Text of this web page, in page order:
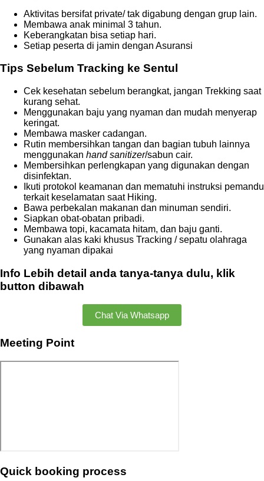
Aktivitas bersifat private/ tak digabung dengan grup lain.
Membawa anak minimal 3 tahun.
Keberangkatan bisa setiap hari.
Setiap peserta di jamin dengan Asuransi
Tips Sebelum Tracking ke Sentul
Cek kesehatan sebelum berangkat, jangan Trekking saat
kurang sehat.
Menggunakan baju yang nyaman dan mudah menyerap
keringat.
Membawa masker cadangan.
Rutin membersihkan tangan dan bagian tubuh lainnya
menggunakan hand sanitizer/sabun cair.
Membersihkan perlengkapan yang digunakan dengan
disinfektan.
Ikuti protokol keamanan dan mematuhi instruksi pemandu
terkait keselamatan saat Hiking.
Bawa perbekalan makanan dan minuman sendiri.
Siapkan obat-obatan pribadi.
Membawa topi, kacamata hitam, dan baju ganti.
Gunakan alas kaki khusus Tracking / sepatu olahraga
yang nyaman dipakai
Info Lebih detail anda tanya-tanya dulu, klik
button dibawah
Chat Via Whatsapp
Meeting Point
Quick booking process